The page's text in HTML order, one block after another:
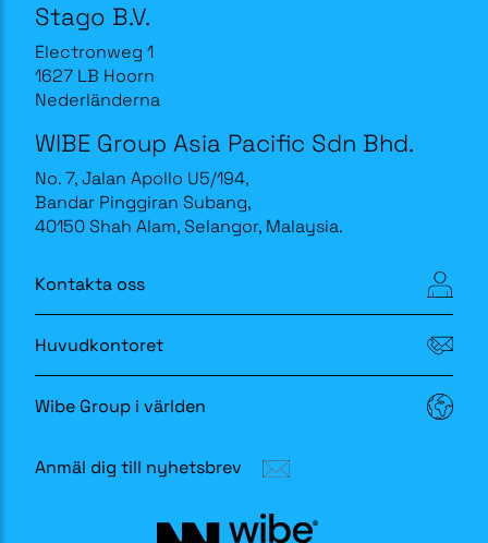
Stago B.V.
Electronweg 1
1627 LB Hoorn
Nederländerna
WIBE Group Asia Pacific Sdn Bhd.
No. 7, Jalan Apollo U5/194,
Bandar Pinggiran Subang,
40150 Shah Alam, Selangor, Malaysia.
Kontakta oss
Huvudkontoret
Wibe Group i världen
Anmäl dig till nyhetsbrev